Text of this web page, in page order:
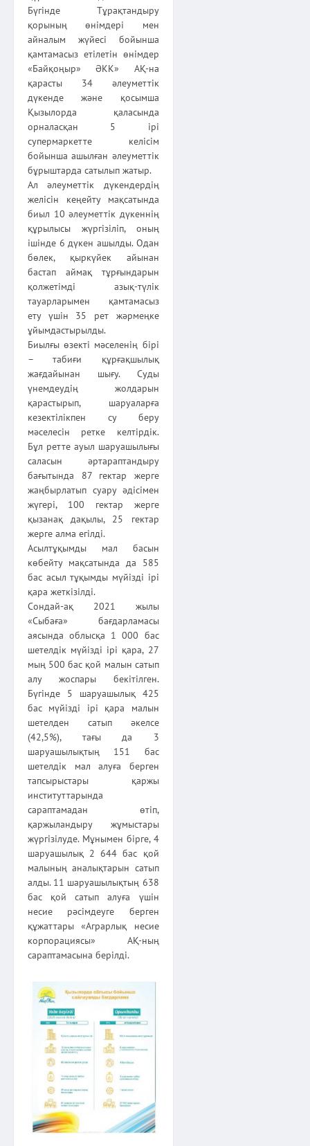
Бүгінде Тұрақтандыру
қорының өнімдері мен
айналым жүйесі бойынша
қамтамасыз етілетін өнімдер
«Байқоңыр» ӘКК» АҚ-на
қарасты 34 әлеуметтік
дүкенде және қосымша
Қызылорда қаласында
орналасқан 5 ірі
супермаркетте келісім
бойынша ашылған әлеуметтік
бұрыштарда сатылып жатыр.
Ал әлеуметтік дүкендердің
желісін кеңейту мақсатында
биыл 10 әлеуметтік дүкеннің
құрылысы жүргізіліп, оның
ішінде 6 дүкен ашылды. Одан
бөлек, қыркүйек айынан
бастап аймақ тұрғындарын
қолжетімді азық-түлік
тауарларымен қамтамасыз
ету үшін 35 рет жәрмеңке
ұйымдастырылды.
Биылғы өзекті мәселенің бірі
– табиғи құрғақшылық
жағдайынан шығу. Суды
үнемдеудің жолдарын
қарастырып, шаруаларға
кезектілікпен су беру
мәселесін ретке келтірдік.
Бұл ретте ауыл шаруашылығы
саласын әртараптандыру
бағытында 87 гектар жерге
жаңбырлатып суару әдісімен
жүгері, 100 гектар жерге
қызанақ дақылы, 25 гектар
жерге алма егілді.
Асылтұқымды мал басын
көбейту мақсатында да 585
бас асыл тұқымды мүйізді ірі
қара жеткізілді.
Сондай-ақ 2021 жылы
«Сыбаға» бағдарламасы
аясында облысқа 1 000 бас
шетелдік мүйізді ірі қара, 27
мың 500 бас қой малын сатып
алу жоспары бекітілген.
Бүгінде 5 шаруашылық 425
бас мүйізді ірі қара малын
шетелден сатып әкелсе
(42,5%), тағы да 3
шаруашылықтың 151 бас
шетелдік мал алуға берген
тапсырыстары қаржы
институттарында
сараптамадан өтіп,
қаржыландыру жұмыстары
жүргізілуде. Мұнымен бірге, 4
шаруашылық 2 644 бас қой
малының аналықтарын сатып
алды. 11 шаруашылықтың 638
бас қой сатып алуға үшін
несие рәсімдеуге берген
құжаттары «Аграрлық несие
корпорациясы» АҚ-ның
сараптамасына берілді.